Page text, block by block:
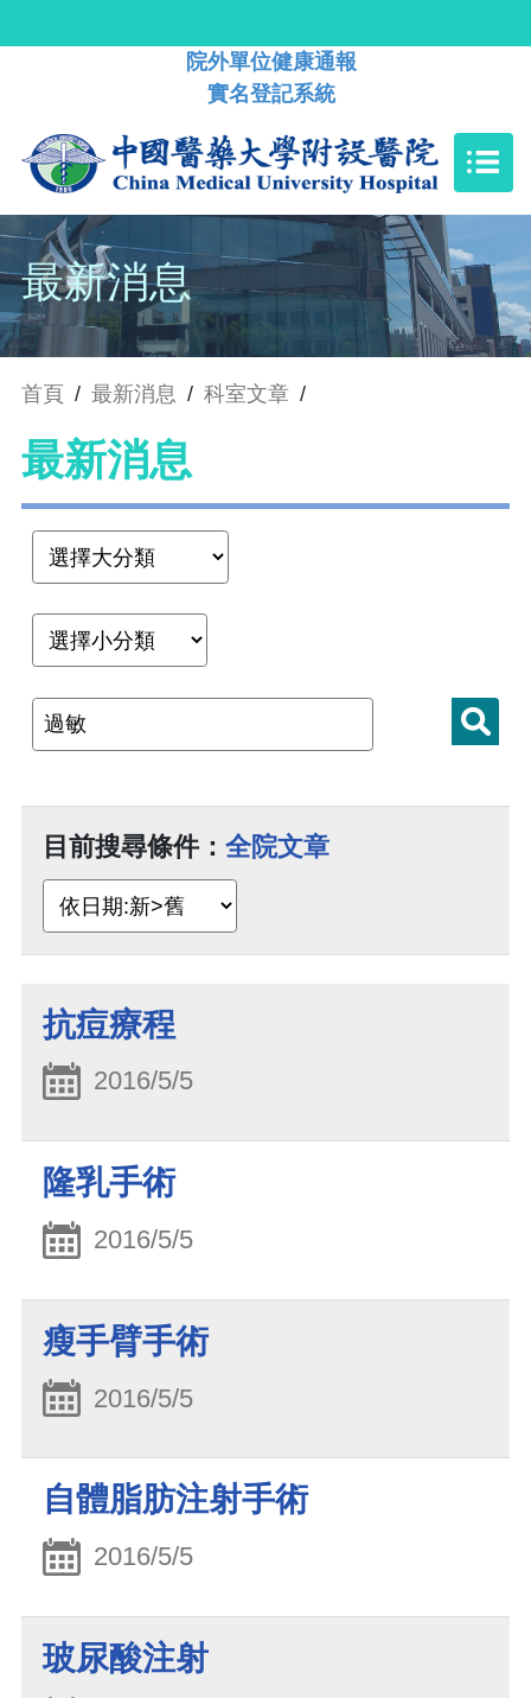
院外單位健康通報
實名登記系統
最新消息
首頁 / 最新消息 / 科室文章 /
最新消息
目前搜尋條件： 全院文章
抗痘療程
2016/5/5
隆乳手術
2016/5/5
瘦手臂手術
2016/5/5
自體脂肪注射手術
2016/5/5
玻尿酸注射